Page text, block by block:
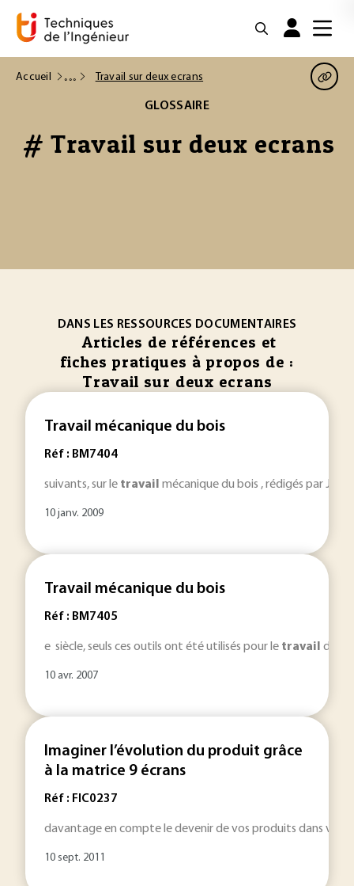
Accueil Travail sur deux ecrans
GLOSSAIRE
# Travail sur deux ecrans
DANS LES RESSOURCES DOCUMENTAIRES
Articles de références et
fiches pratiques à propos de :
Travail sur deux ecrans
Travail mécanique du bois
Réf : BM7404
suivants, sur le travail mécanique du bois , rédigés par
10 janv. 2009
Travail mécanique du bois
Réf : BM7405
e siècle, seuls ces outils ont été utilisés pour le travail du
10 avr. 2007
Imaginer l’évolution du produit grâce
à la matrice 9 écrans
Réf : FIC0237
davantage en compte le devenir de vos produits dans
10 sept. 2011